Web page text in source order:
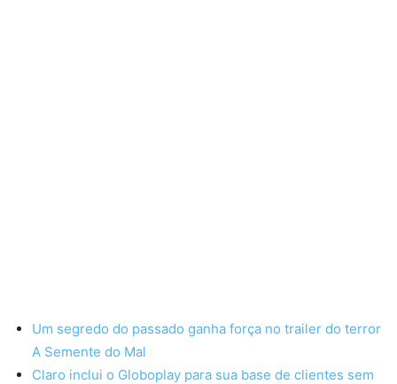
Um segredo do passado ganha força no trailer do terror
A Semente do Mal
Claro inclui o Globoplay para sua base de clientes sem